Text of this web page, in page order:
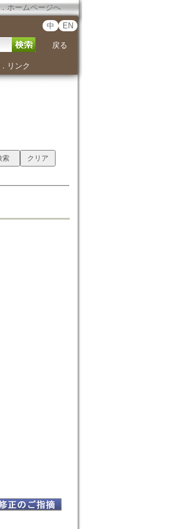
． ホームページへ
中 EN
戻る
． リンク